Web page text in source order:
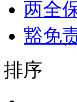
两全
豁免
排序